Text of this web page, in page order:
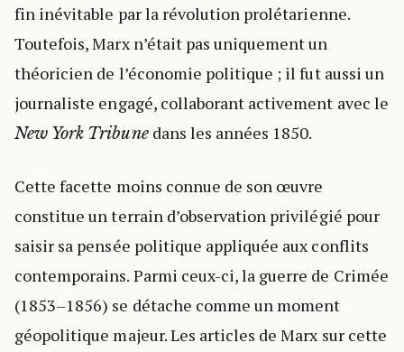
fin inévitable par la révolution prolétarienne.
Toutefois, Marx n’était pas uniquement un
théoricien de l’économie politique ; il fut aussi un
journaliste engagé, collaborant activement avec le
New York Tribunedans les années 1850.
Cette facette moins connue de son œuvre
constitue un terrain d’observation privilégié pour
saisir sa pensée politique appliquée aux conflits
contemporains. Parmi ceux-ci, la guerre de Crimée
(1853–1856) se détache comme un moment
géopolitique majeur. Les articles de Marx sur cette